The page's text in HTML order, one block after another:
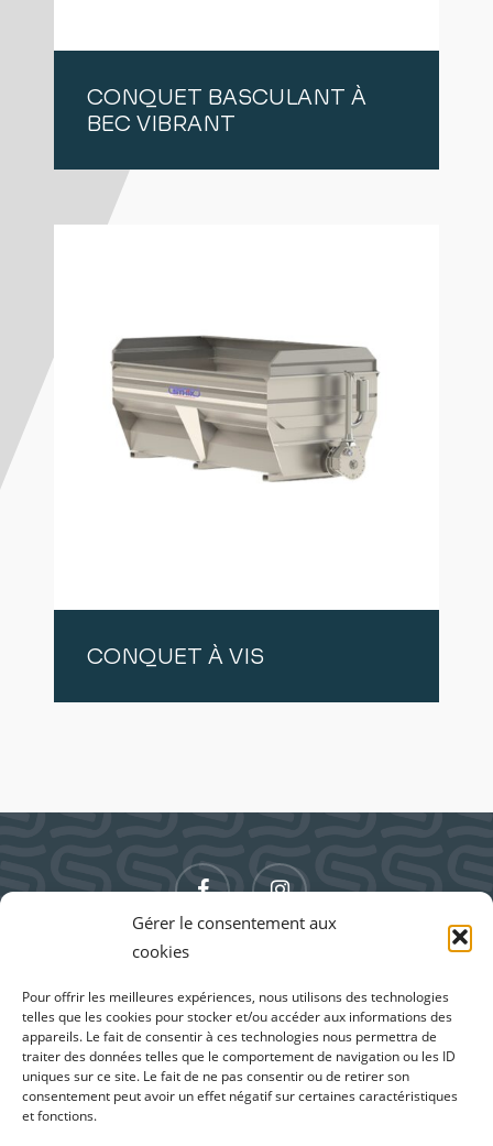
Gérer le consentement aux
cookies
Pour offrir les meilleures expériences, nous utilisons des technologies
telles que les cookies pour stocker et/ou accéder aux informations des
appareils. Le fait de consentir à ces technologies nous permettra de
traiter des données telles que le comportement de navigation ou les ID
uniques sur ce site. Le fait de ne pas consentir ou de retirer son
consentement peut avoir un effet négatif sur certaines caractéristiques
et fonctions.
CONQUET BASCULANT À
BEC VIBRANT
CONQUET À VIS
facebook instagram
171 RUE DE LA COMBE DE MEUNIER, 11100